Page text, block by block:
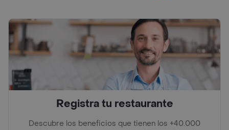
Registra tu restaurante
Descubre los beneficios que tienen los +40.000